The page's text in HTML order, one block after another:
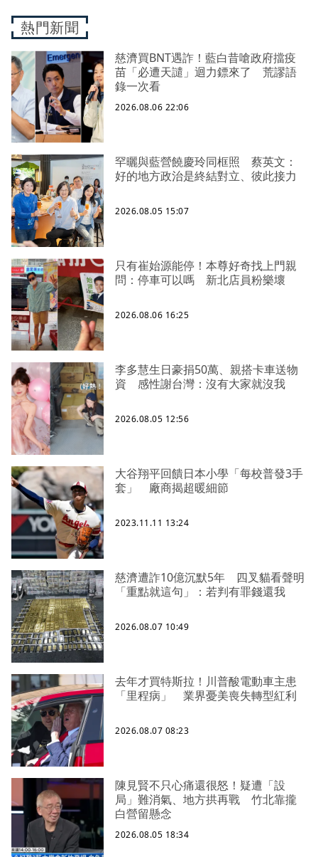
熱門新聞
慈濟買BNT遇詐！藍白昔嗆政府擋疫
苗「必遭天譴」迴力鏢來了 荒謬語
錄一次看
2026.08.06 22:06
罕曬與藍營饒慶玲同框照 蔡英文：
好的地方政治是終結對立、彼此接力
2026.08.05 15:07
只有崔始源能停！本尊好奇找上門親
問：停車可以嗎 新北店員粉樂壞
2026.08.06 16:25
李多慧生日豪捐50萬、親搭卡車送物
資 感性謝台灣：沒有大家就沒我
2026.08.05 12:56
大谷翔平回饋日本小學「每校普發3手
套」 廠商揭超暖細節
2023.11.11 13:24
慈濟遭詐10億沉默5年 四叉貓看聲明
「重點就這句」：若判有罪錢還我
2026.08.07 10:49
去年才買特斯拉！川普酸電動車主患
「里程病」 業界憂美喪失轉型紅利
2026.08.07 08:23
陳見賢不只心痛還很怒！疑遭「設
局」難消氣、地方拱再戰 竹北靠攏
白營留懸念
2026.08.05 18:34